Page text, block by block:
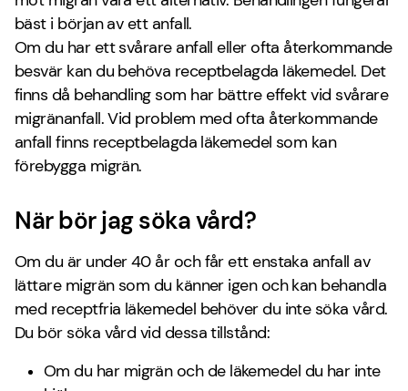
bäst i början av ett anfall.
Om du har ett svårare anfall eller ofta återkommande
besvär kan du behöva receptbelagda läkemedel. Det
finns då behandling som har bättre effekt vid svårare
migränanfall. Vid problem med ofta återkommande
anfall finns receptbelagda läkemedel som kan
förebygga migrän.
När bör jag söka vård?
Om du är under 40 år och får ett enstaka anfall av
lättare migrän som du känner igen och kan behandla
med receptfria läkemedel behöver du inte söka vård.
Du bör söka vård vid dessa tillstånd:
Om du har migrän och de läkemedel du har inte